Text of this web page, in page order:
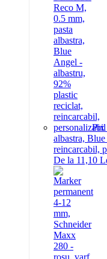
Pix
albastra,
reincarcabil,
De la 11,10